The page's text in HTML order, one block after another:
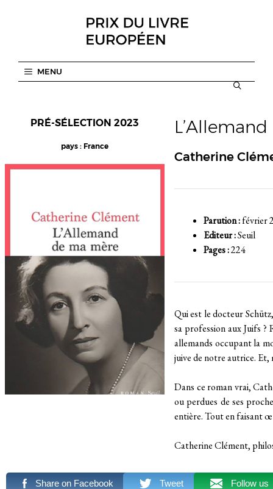
MENU
PRÉ-SÉLECTION 2023
pays : France
Catherine
Parution :février
Editeur :Seuil
Pages :224
Qui est le docteur
sa profession aux Juifs ?
allemands occupant la
juive de notre autrice. Et,
Dans ce roman vrai,
ou perdues de ses
entière. Tout en faisant
Catherine Clément,
Share on Facebook Tweet Follow us